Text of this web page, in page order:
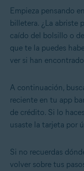
Empieza pensando
billetera. ¿La abriste
caído del bolsillo o
que te la puedes
ver si han
A continuación,
reciente en tu app
de crédito. Si lo
usaste la tarjeta por
Si no recuerdas
volver sobre tus